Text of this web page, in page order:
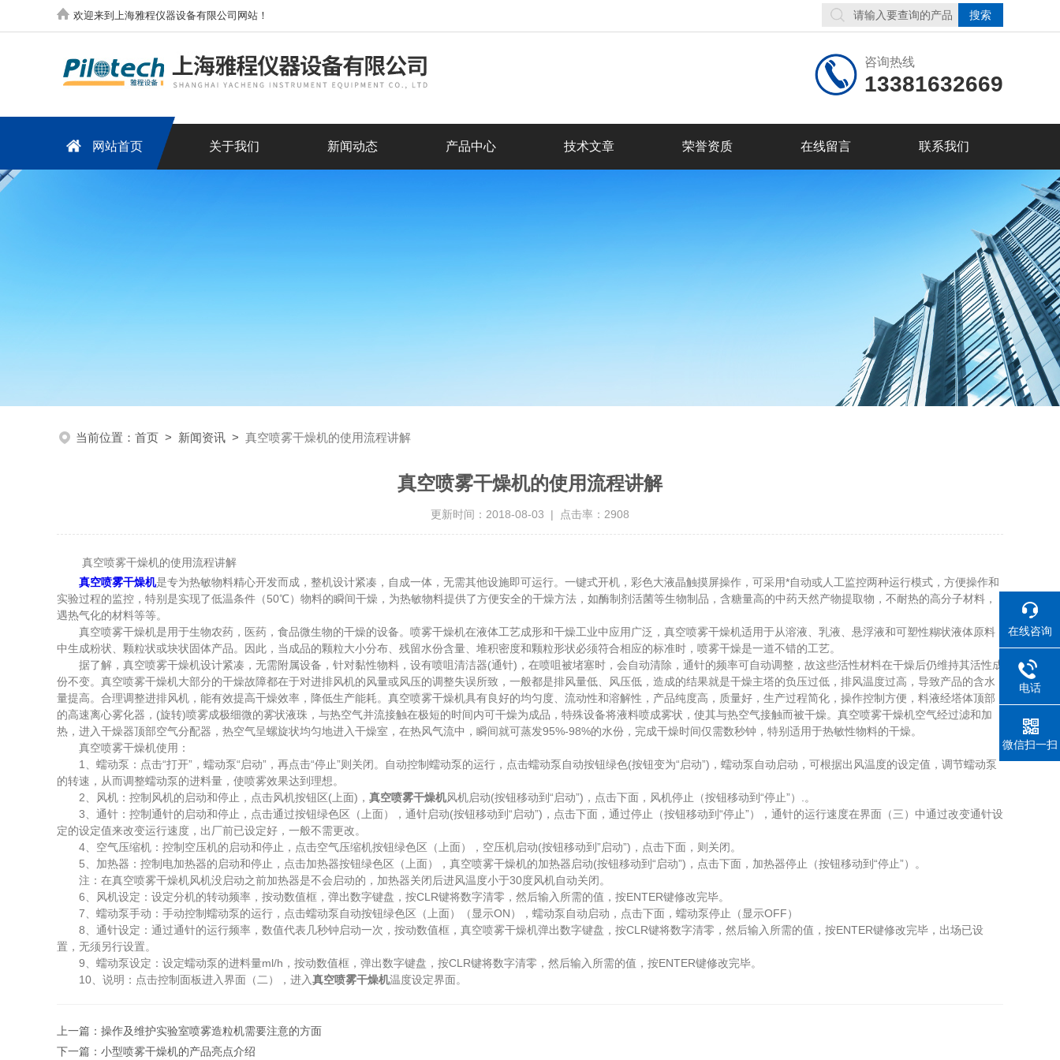
欢迎来到上海雅程仪器设备有限公司网站！
咨询热线
13381632669
网站首页 关于我们 新闻动态 产品中心 技术文章 荣誉资质 在线留言 联系我们
当前位置： 首页 > 新闻资讯 > 真空喷雾干燥机的使用流程讲解
真空喷雾干燥机的使用流程讲解
更新时间：2018-08-03 | 点击率：2908
真空喷雾干燥机的使用流程讲解
真空喷雾干燥机是专为热敏物料精心开发而成，整机设计紧凑，自成一体，无需其他设施即可运行。一键式开机，彩色大液晶触摸屏操作，可采用*自动或人工监控两种运行模式，方便操作和
实验过程的监控，特别是实现了低温条件（50℃）物料的瞬间干燥，为热敏物料提供了方便安全的干燥方法，如酶制剂活菌等生物制品，含糖量高的中药天然产物提取物，不耐热的高分子材料，
遇热气化的材料等等。
真空喷雾干燥机是用于生物农药，医药，食品微生物的干燥的设备。喷雾干燥机在液体工艺成形和干燥工业中应用广泛，真空喷雾干燥机适用于从溶液、乳液、悬浮液和可塑性糊状液体原料
中生成粉状、颗粒状或块状固体产品。因此，当成品的颗粒大小分布、残留水份含量、堆积密度和颗粒形状必须符合相应的标准时，喷雾干燥是一道不错的工艺。
据了解，真空喷雾干燥机设计紧凑，无需附属设备，针对黏性物料，设有喷咀清洁器(通针)，在喷咀被堵塞时，会自动清除，通针的频率可自动调整，故这些活性材料在干燥后仍维持其活性成
份不变。真空喷雾干燥机大部分的干燥故障都在于对进排风机的风量或风压的调整失误所致，一般都是排风量低、风压低，造成的结果就是干燥主塔的负压过低，排风温度过高，导致产品的含水
量提高。合理调整进排风机，能有效提高干燥效率，降低生产能耗。真空喷雾干燥机具有良好的均匀度、流动性和溶解性，产品纯度高，质量好，生产过程简化，操作控制方便，料液经塔体顶部
的高速离心雾化器，(旋转)喷雾成极细微的雾状液珠，与热空气并流接触在极短的时间内可干燥为成品，特殊设备将液料喷成雾状，使其与热空气接触而被干燥。真空喷雾干燥机空气经过滤和加
热，进入干燥器顶部空气分配器，热空气呈螺旋状均匀地进入干燥室，在热风气流中，瞬间就可蒸发95%-98%的水份，完成干燥时间仅需数秒钟，特别适用于热敏性物料的干燥。
真空喷雾干燥机使用：
1、蠕动泵：点击“打开”，蠕动泵“启动”，再点击“停止”则关闭。自动控制蠕动泵的运行，点击蠕动泵自动按钮绿色(按钮变为“启动”)，蠕动泵自动启动，可根据出风温度的设定值，调节蠕动泵
的转速，从而调整蠕动泵的进料量，使喷雾效果达到理想。
2、风机：控制风机的启动和停止，点击风机按钮区(上面)， 真空喷雾干燥机风机启动(按钮移动到“启动”)，点击下面，风机停止（按钮移动到“停止”）.。
3、通针：控制通针的启动和停止，点击通过按钮绿色区（上面），通针启动(按钮移动到“启动”)，点击下面，通过停止（按钮移动到“停止”），通针的运行速度在界面（三）中通过改变通针设
定的设定值来改变运行速度，出厂前已设定好，一般不需更改。
4、空气压缩机：控制空压机的启动和停止，点击空气压缩机按钮绿色区（上面），空压机启动(按钮移动到”启动”)，点击下面，则关闭。
5、加热器：控制电加热器的启动和停止，点击加热器按钮绿色区（上面），真空喷雾干燥机的加热器启动(按钮移动到“启动”)，点击下面，加热器停止（按钮移动到“停止”）。
注：在真空喷雾干燥机风机没启动之前加热器是不会启动的，加热器关闭后进风温度小于30度风机自动关闭。
6、风机设定：设定分机的转动频率，按动数值框，弹出数字键盘，按CLR键将数字清零，然后输入所需的值，按ENTER键修改完毕。
7、蠕动泵手动：手动控制蠕动泵的运行，点击蠕动泵自动按钮绿色区（上面）（显示ON），蠕动泵自动启动，点击下面，蠕动泵停止（显示OFF）
8、通针设定：通过通针的运行频率，数值代表几秒钟启动一次，按动数值框，真空喷雾干燥机弹出数字键盘，按CLR键将数字清零，然后输入所需的值，按ENTER键修改完毕，出场已设
置，无须另行设置。
9、蠕动泵设定：设定蠕动泵的进料量ml/h，按动数值框，弹出数字键盘，按CLR键将数字清零，然后输入所需的值，按ENTER键修改完毕。
10、说明：点击控制面板进入界面（二），进入真空喷雾干燥机温度设定界面。
上一篇： 操作及维护实验室喷雾造粒机需要注意的方面
下一篇： 小型喷雾干燥机的产品亮点介绍
在线咨询
电话
微信扫一扫